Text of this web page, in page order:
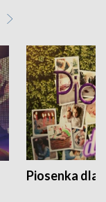
Piosenka dla